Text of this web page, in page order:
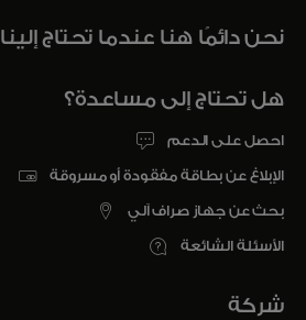
نحن دائمًا هنا عندما تحتاج إلينا
هل تحتاج إلى مساعدة؟
احصل على الدعم
الإبلاغ عن بطاقة مفقودة أو مسروقة
بحث عن جهاز صراف آلي
الأسئلة الشائعة
شركة